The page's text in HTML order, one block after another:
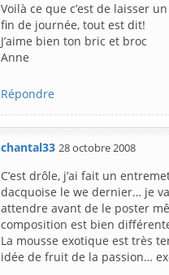
Voilà ce que c’est de laisser
fin de journée, tout est dit!
J’aime bien ton bric et broc
Anne
Répondre
chantal33 28 octobre 2008
C’est drôle, j’ai fait un
dacquoise le we dernier… je
attendre avant de le poster
composition est bien
La mousse exotique est très
idée de fruit de la passion…